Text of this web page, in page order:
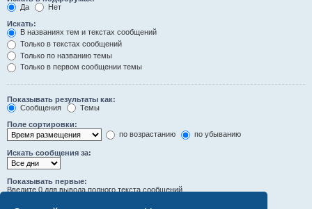
Да
Нет
Искать:
В названиях тем и текстах сообщений
Только в текстах сообщений
Только по названию темы
Только в первом сообщении темы
Показывать результаты как:
Сообщения
Темы
Поле сортировки:
по возрастанию
по убыванию
Искать сообщения за:
Показывать первые:
Введите 0 для вывода полного текста сообщений.